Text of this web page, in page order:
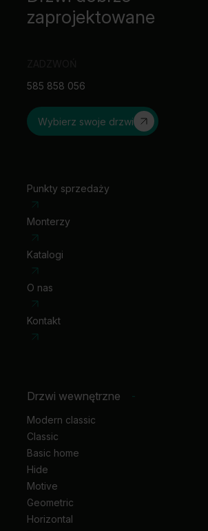
zaprojektowane
585 858 056
Wybierz swoje drzwi
Punkty sprzedaży
Monterzy
Katalogi
O nas
Kontakt
Drzwi wewnętrzne -
Modern classic
Classic
Basic home
Hide
Motive
Geometric
Horizontal